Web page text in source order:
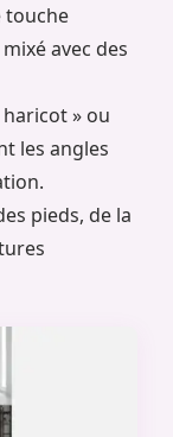
touche
avec des
haricot » ou
les angles
pieds, de la